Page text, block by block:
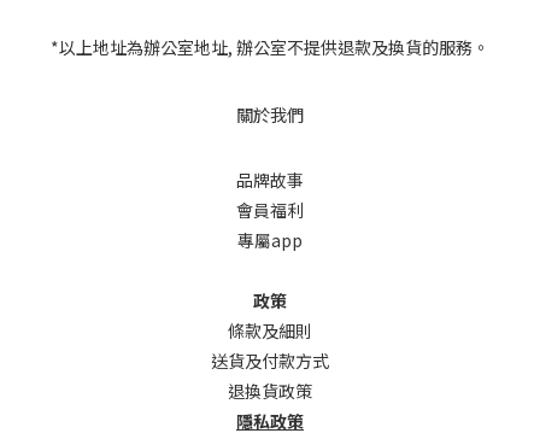
*以上地址為辦公室地址, 辦公室不提供退款及換貨的服務。
關於我們
品牌故事
會員福利
專屬app
政策
條款及細則
送貨及付款方式
退換貨政策
隱私政策